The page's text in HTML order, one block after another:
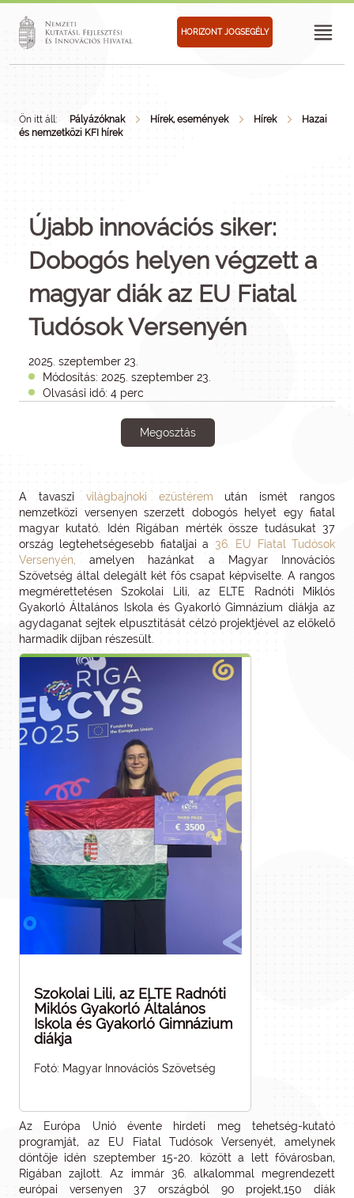
HORIZONT JOGSEGÉLY
Ön itt áll: Pályázóknak Hírek, események Hírek
Hazai
és nemzetközi KFI hírek
Újabb innovációs siker:
Dobogós helyen végzett a
magyar diák az EU Fiatal
Tudósok Versenyén
2025. szeptember 23.
Módosítás: 2025. szeptember 23.
Olvasási idő: 4 perc
Megosztás
A tavaszi világbajnoki ezüstérem után ismét rangos
nemzetközi versenyen szerzett dobogós helyet egy fiatal
magyar kutató. Idén Rigában mérték össze tudásukat 37
ország legtehetségesebb fiataljai a 36. EU Fiatal Tudósok
Versenyén, amelyen hazánkat a Magyar Innovációs
Szövetség által delegált két fős csapat képviselte. A rangos
megmérettetésen Szokolai Lili, az ELTE Radnóti Miklós
Gyakorló Általános Iskola és Gyakorló Gimnázium diákja az
agydaganat sejtek elpusztítását célzó projektjével az előkelő
harmadik díjban részesült.
Szokolai Lili, az ELTE Radnóti
Miklós Gyakorló Általános
Iskola és Gyakorló Gimnázium
diákja
Fotó: Magyar Innovációs Szövetség
Az Európa Unió évente hirdeti meg tehetség-kutató
programját, az EU Fiatal Tudósok Versenyét, amelynek
döntője idén szeptember 15-20. között a lett fővárosban,
Rigában zajlott. Az immár 36. alkalommal megrendezett
európai versenyen 37 országból 90 projekt,150 diák